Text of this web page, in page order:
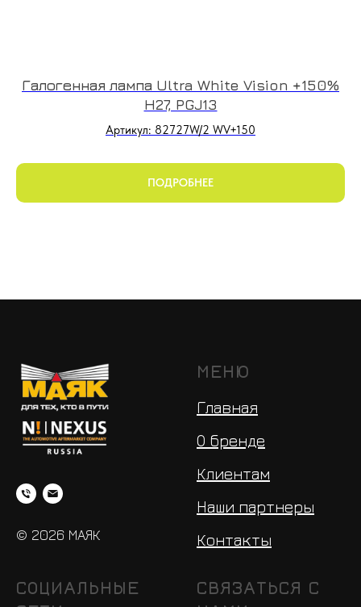
Галогенная лампа Ultra White Vision +150%
H27, PGJ13
Артикул: 82727W/2 WV+150
ПОДРОБНЕЕ
© 2026 МАЯК
МЕНЮ
Главная
О бренде
Клиентам
Наши партнеры
Контакты
СОЦИАЛЬНЫЕ
СВЯЗАТЬСЯ С